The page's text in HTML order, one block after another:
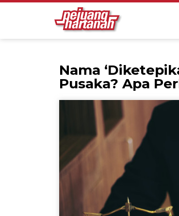
Nama
Pusaka? Apa